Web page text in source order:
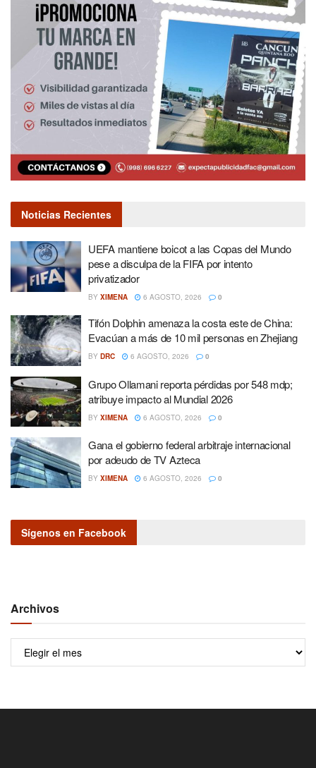
Noticias Recientes
UEFA mantiene boicot a las Copas del Mundo
pese a disculpa de la FIFA por intento
privatizador
BY XIMENA 6 AGOSTO, 2026 0
Tifón Dolphin amenaza la costa este de China:
Evacúan a más de 10 mil personas en Zhejiang
BY DRC 6 AGOSTO, 2026 0
Grupo Ollamani reporta pérdidas por 548 mdp;
atribuye impacto al Mundial 2026
BY XIMENA 6 AGOSTO, 2026 0
Gana el gobierno federal arbitraje internacional
por adeudo de TV Azteca
BY XIMENA 6 AGOSTO, 2026 0
Sígenos en Facebook
Archivos